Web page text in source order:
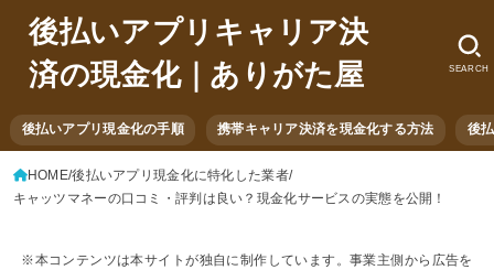
後払いアプリキャリア決
済の現金化｜ありがた屋
後払いアプリ現金化の手順 携帯キャリア決済を現金化する方法 後
SEARCH
HOME 後払いアプリ現金化に特化した業者
キャッツマネーの口コミ・評判は良い？現金化サービスの実態を公開！
※本コンテンツは本サイトが独自に制作しています。事業主側から広告を